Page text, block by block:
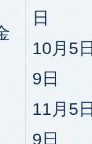
日
10月5
9日
11月5
9日